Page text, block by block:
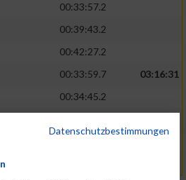
00:33:57.2
00:39:43.2
00:42:27.2
00:33:59.7
03:16:31
00:34:45.2
Datenschutzbestimmungen